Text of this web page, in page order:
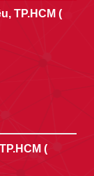
TP.HCM (
(